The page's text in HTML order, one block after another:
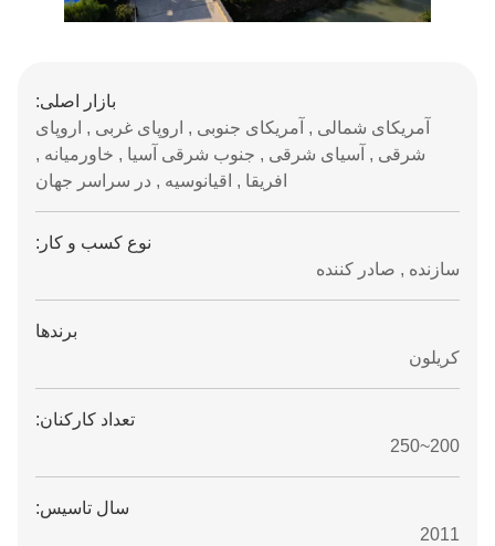
بازار اصلی:
آمریکای شمالی , آمریکای جنوبی , اروپای غربی , اروپای
شرقی , آسیای شرقی , جنوب شرقی آسیا , خاورمیانه ,
افریقا , اقیانوسیه , در سراسر جهان
نوع کسب و کار:
سازنده , صادر کننده
برندها
کریلون
تعداد کارکنان:
200~250
سال تاسیس:
2011